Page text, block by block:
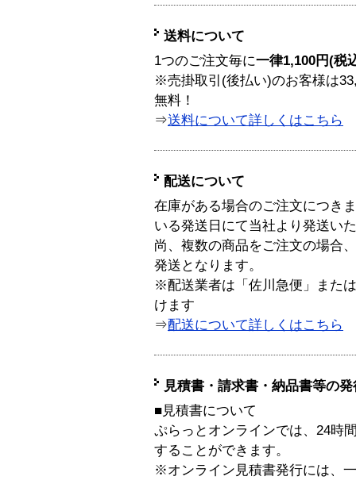
送料について
1つのご注文毎に一律1,100円(税
※売掛取引(後払い)のお客様は
無料！
⇒送料について詳しくはこちら
配送について
在庫がある場合のご注文につき
いる発送日にて当社より発送い
尚、複数の商品をご注文の場合
発送となります。
※配送業者は「佐川急便」また
けます
⇒配送について詳しくはこちら
見積書・請求書・納品書等の
■見積書について
ぷらっとオンラインでは、24時
することができます。
※オンライン見積書発行には、